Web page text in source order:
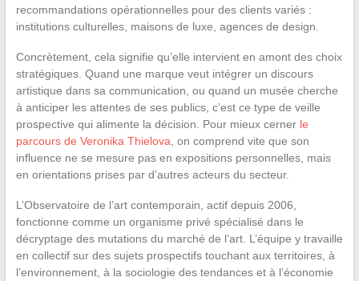
recommandations opérationnelles pour des clients variés :
institutions culturelles, maisons de luxe, agences de design.
Concrètement, cela signifie qu’elle intervient en amont des choix
stratégiques. Quand une marque veut intégrer un discours
artistique dans sa communication, ou quand un musée cherche
à anticiper les attentes de ses publics, c’est ce type de veille
prospective qui alimente la décision. Pour mieux cerner le
parcours de Veronika Thielova , on comprend vite que son
influence ne se mesure pas en expositions personnelles, mais
en orientations prises par d’autres acteurs du secteur.
L’Observatoire de l’art contemporain, actif depuis 2006,
fonctionne comme un organisme privé spécialisé dans le
décryptage des mutations du marché de l’art. L’équipe y travaille
en collectif sur des sujets prospectifs touchant aux territoires, à
l’environnement, à la sociologie des tendances et à l’économie